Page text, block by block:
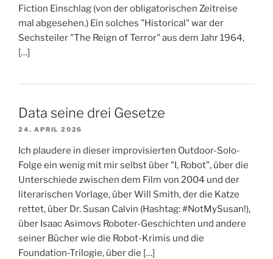
Fiction Einschlag (von der obligatorischen Zeitreise
mal abgesehen.) Ein solches "Historical" war der
Sechsteiler "The Reign of Terror" aus dem Jahr 1964,
[…]
Data seine drei Gesetze
24. APRIL 2026
Ich plaudere in dieser improvisierten Outdoor-Solo-
Folge ein wenig mit mir selbst über "I, Robot", über die
Unterschiede zwischen dem Film von 2004 und der
literarischen Vorlage, über Will Smith, der die Katze
rettet, über Dr. Susan Calvin (Hashtag: #NotMySusan!),
über Isaac Asimovs Roboter-Geschichten und andere
seiner Bücher wie die Robot-Krimis und die
Foundation-Trilogie, über die […]